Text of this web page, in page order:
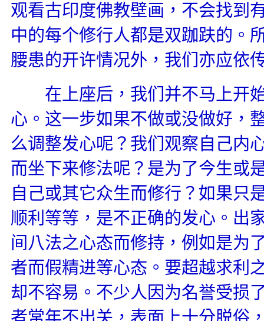
观看古印度佛教壁画，不会找到
中的每个修行人都是双跏趺的。
腰患的开许情况外，我们亦应依
在上座后，我们并不马上开
心。这一步如果不做或没做好，
么调整发心呢？我们观察自己内
而坐下来修法呢？是为了今生或
自己或其它众生而修行？如果只
顺利等等，是不正确的发心。出
间八法之心态而修持，例如是为
者而假精进等心态。要超越求利
却不容易。不少人因为名誉受损